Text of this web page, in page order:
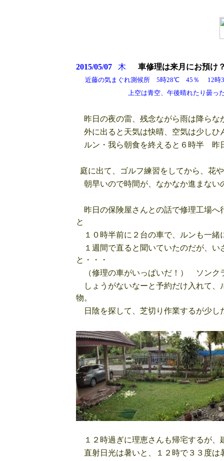
2015/05/07木 車修理は来月にお預け
近藤の気まぐれ測候所 5時28℃ 45％
上空は青空、午後晴れたり曇ったり
昨日の夜の雷、残念ながら雨は降ら
外に出ると天気は快晴、空気は少しひ
ルン・我ら朝食を終えると６時半 昨
庭に出て、ゴルフ練習をしてから、花
朝早いので時間が、なかなか進まない
昨日の保険屋さんとの話で修理工場へ
と
１０時半前に２台の車で、ルンも一緒
１週間で直ると聞いていたのだが、い
と・・・
（修理の車がいっぱいだ！） ソンク
しょうがないなーと予約だけ入れて、
物。
日陰を探して、芝切り作業するが少し
１２時過ぎに理恵さんも帰宅するが、
直射日光は暑いと、１２時で３３度は